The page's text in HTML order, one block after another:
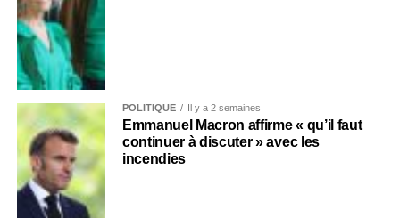
POLITIQUE Il y a 2 semaines
Emmanuel Macron affirme « qu’il faut
continuer à discuter » avec les
incendies